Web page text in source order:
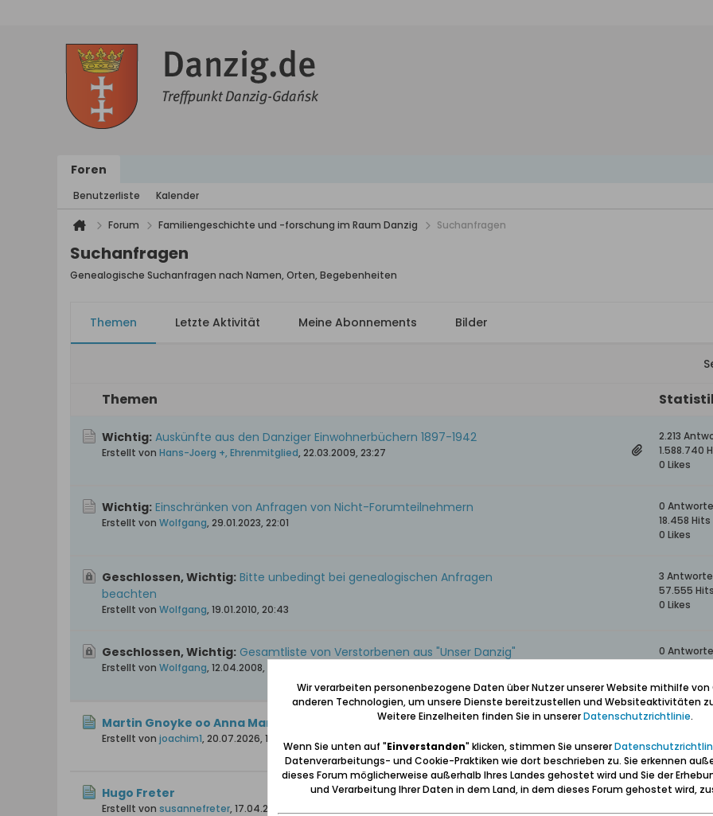
Foren
Benutzerliste Kalender
Forum Familiengeschichte und -forschung im Raum Danzig Suchanfragen
Suchanfragen
Genealogische Suchanfragen nach Namen, Orten, Begebenheiten
Themen Letzte Aktivität Meine Abonnements Bilder
Themen
Wichtig: Auskünfte aus den Danziger Einwohnerbüchern 1897-1942
Erstellt von Hans-Joerg +, Ehrenmitglied, 22.03.2009, 23:27
2.213
1.588.740
0 Likes
Wichtig: Einschränken von Anfragen von Nicht-Forumteilnehmern
Erstellt von Wolfgang, 29.01.2023, 22:01
0
18.458 Hits
0 Likes
Geschlossen, Wichtig: Bitte unbedingt bei genealogischen Anfragen
beachten
Erstellt von Wolfgang, 19.01.2010, 20:43
3
57.555 Hits
0 Likes
Geschlossen, Wichtig: Gesamtliste von Verstorbenen aus "Unser Danzig"
Erstellt von Wolfgang, 12.04.2008, 17:43
0
Martin Gnoyke oo Anna Maria Gurck
Erstellt von joachim1, 20.07.2026, 16:45
6 Antworten
0 Likes
Hugo Freter
Erstellt von susannefreter, 17.04.2008, 20:30
15
Wir verarbeiten personenbezogene Daten über Nutzer unserer Website mithilfe von
anderen Technologien, um unsere Dienste bereitzustellen und Websiteaktivitäten
Weitere Einzelheiten finden Sie in unsererDatenschutzrichtlinie.
Wenn Sie unten auf "Einverstanden" klicken, stimmen Sie unserer
Datenverarbeitungs- und Cookie-Praktiken wie dort beschrieben zu. Sie erkennen
dieses Forum möglicherweise außerhalb Ihres Landes gehostet wird und Sie der
und Verarbeitung Ihrer Daten in dem Land, in dem dieses Forum gehostet wird,